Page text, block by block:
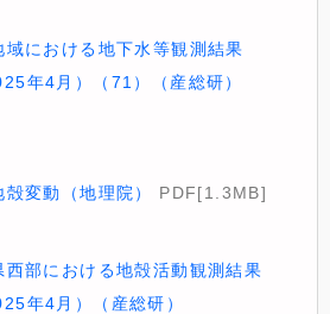
における地下水等観測結果
年4月）（71）（産総研）
変動（地理院）
PDF[1.3MB]
部における地殻活動観測結果
年4月）（産総研）